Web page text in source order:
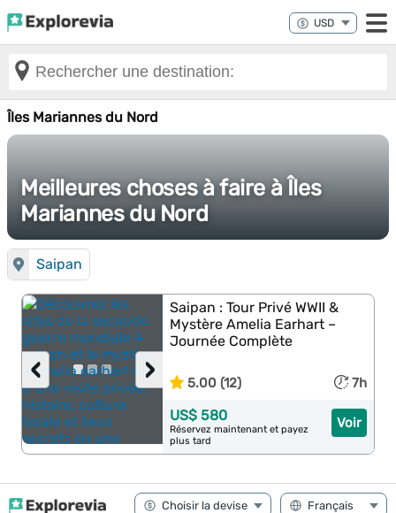
Îles Mariannes du Nord
Meilleures choses à faire à Îles
Mariannes du Nord
Saipan
›
‹
Saipan : Tour Privé WWII &
Mystère Amelia Earhart –
Journée Complète
5.00 (12) 7h
Voir
US$ 580
Réservez maintenant et payez
plus tard